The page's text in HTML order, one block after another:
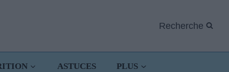
Recherche
ASTUCES PLUS